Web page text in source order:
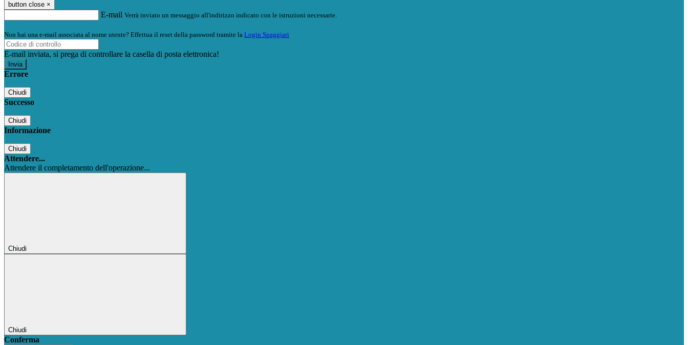
button close ×
E-mail Verrà inviato un messaggio all'indirizzo indicato con le istruzioni necessarie.
Non hai una e-mail associata al nome utente? Effettua il reset della password tramite la Login Spaggiari
E-mail inviata, si prega di controllare la casella di posta elettronica!
Errore
Chiudi
Successo
Chiudi
Informazione
Chiudi
Attendere...
Attendere il completamento dell'operazione...
Chiudi
Chiudi
Conferma